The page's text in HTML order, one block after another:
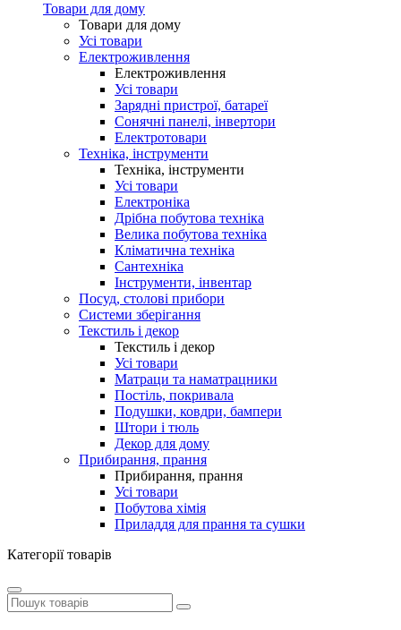
Товари для дому
Товари для дому
Усі товари
Електроживлення
Електроживлення
Усі товари
Зарядні пристрої, батареї
Сонячні панелі, інвертори
Електротовари
Техніка, інструменти
Техніка, інструменти
Усі товари
Електроніка
Дрібна побутова техніка
Велика побутова техніка
Кліматична техніка
Сантехніка
Інструменти, інвентар
Посуд, столові прибори
Системи зберігання
Текстиль і декор
Текстиль і декор
Усі товари
Матраци та наматрацники
Постіль, покривала
Подушки, ковдри, бампери
Штори і тюль
Декор для дому
Прибирання, прання
Прибирання, прання
Усі товари
Побутова хімія
Приладдя для прання та сушки
Категорії товарів